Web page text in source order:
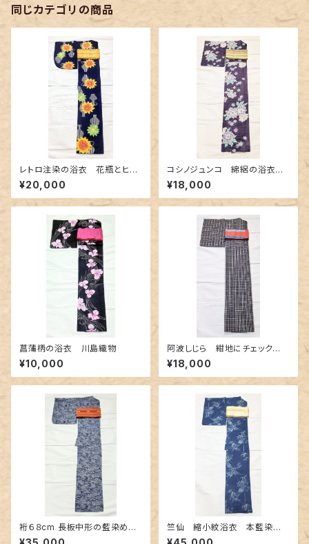
同じカテゴリの商品
レトロ注染の浴衣 花瓶とヒマ
ワリ柄
¥20,000
コシノジュンコ 綿絽の浴衣
シックな紫色
¥18,000
菖蒲柄の浴衣 川島織物
¥10,000
阿波しじら 紺地にチェック
柄〜赤色とクリーム色〜
¥18,000
裄６８cm 長板中形の藍染め浴
衣 網代織りに古典的な風景柄
竺仙 縮小紋浴衣 本藍染
め〜長板中形の竹柄〜